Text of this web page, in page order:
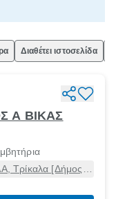
Διαθέτει ιστοσελίδα
Α ΒΙΚΑΣ
Τρίκαλα [Δήμος],